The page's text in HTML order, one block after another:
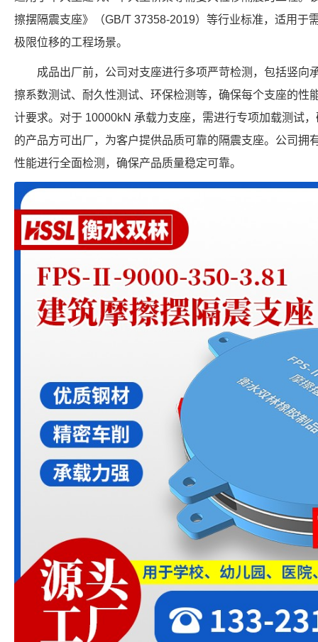
擦摆隔震支座》（GB/T 37358-2019）等行业标准，适用于
极限位移的工程场景。
成品出厂前，公司对支座进行多项严苛检测，包括竖向
擦系数测试、耐久性测试、环保检测等，确保每个支座的性
计要求。对于 10000kN 承载力支座，需进行专项加载测试
的产品方可出厂，为客户提供品质可靠的隔震支座。公司拥
性能进行全面检测，确保产品质量稳定可靠。